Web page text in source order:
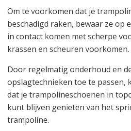
Om te voorkomen dat je
beschadigd raken, bewaar ze op
in contact komen met scherpe
krassen en scheuren voorkomen.
Door regelmatig onderhoud en
opslagtechnieken toe te passen,
dat je trampolineschoenen in
kunt blijven genieten van het
trampoline.